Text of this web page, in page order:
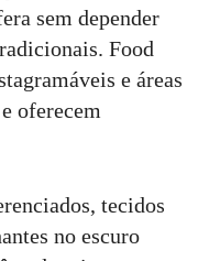
sem depender
Food
e áreas
oferecem
tecidos
no escuro